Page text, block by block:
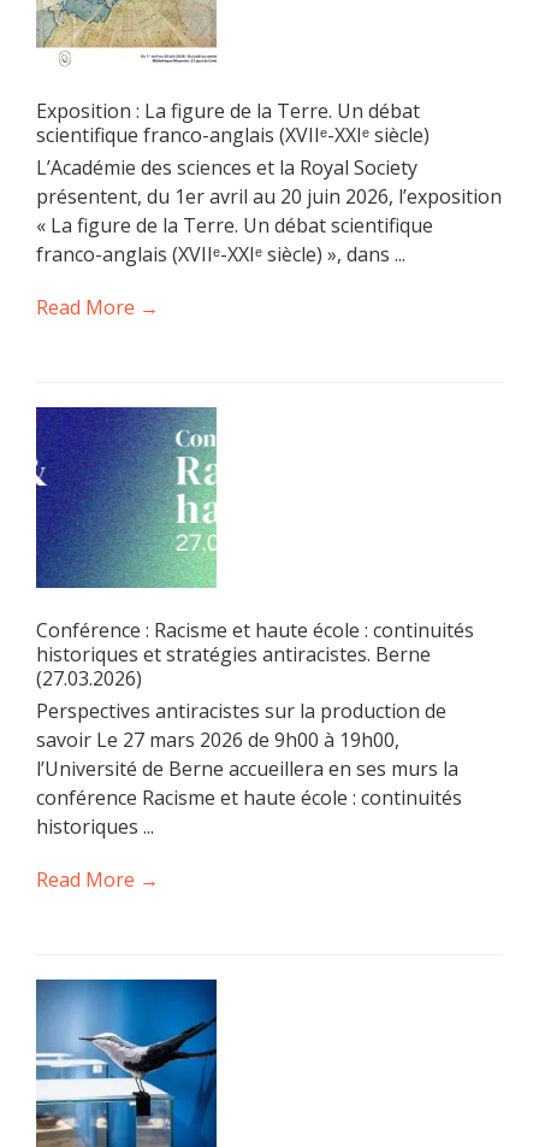
Exposition : La figure de la Terre. Un débat
scientifique franco-anglais (XVIIᵉ-XXIᵉ siècle)
L’Académie des sciences et la Royal Society
présentent, du 1er avril au 20 juin 2026, l’exposition
« La figure de la Terre. Un débat scientifique
franco-anglais (XVIIᵉ-XXIᵉ siècle) », dans ...
Read More →
Conférence : Racisme et haute école : continuités
historiques et stratégies antiracistes. Berne
(27.03.2026)
Perspectives antiracistes sur la production de
savoir Le 27 mars 2026 de 9h00 à 19h00,
l’Université de Berne accueillera en ses murs la
conférence Racisme et haute école : continuités
historiques ...
Read More →